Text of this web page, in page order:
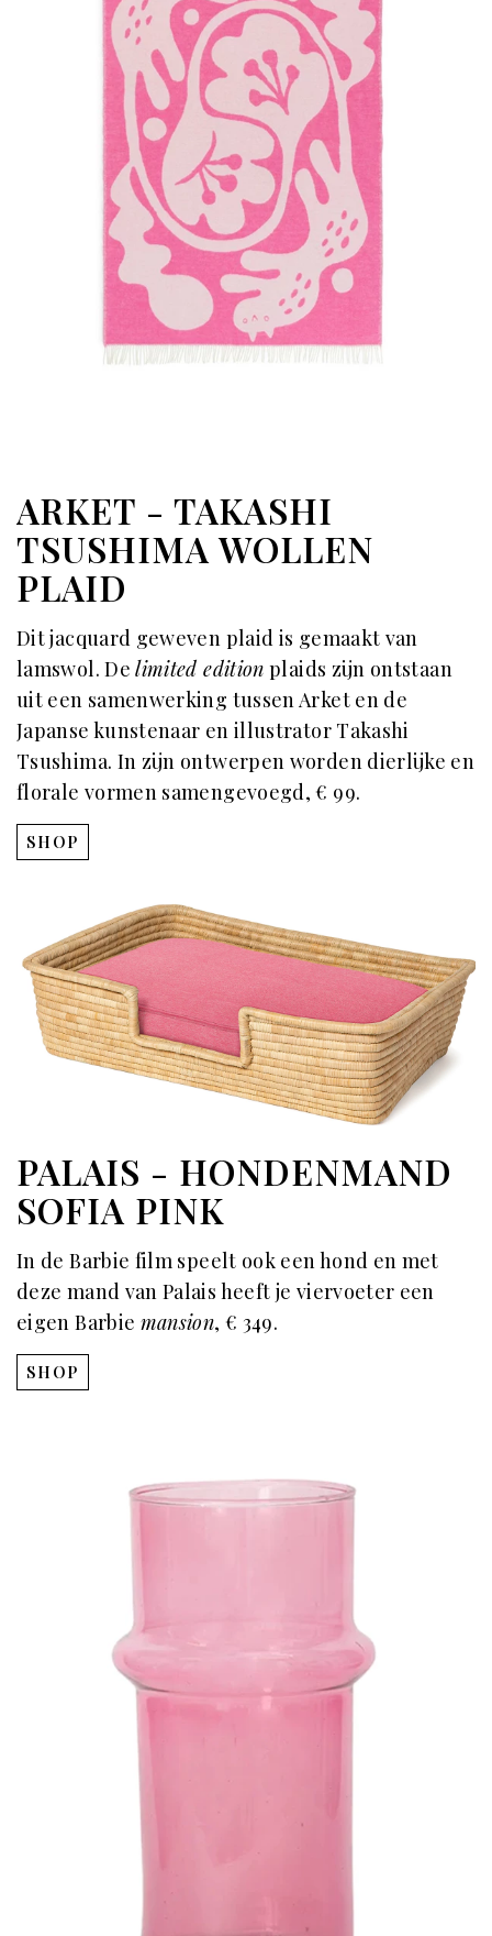
ARKET - TAKASHI
TSUSHIMA WOLLEN
PLAID
Dit jacquard geweven plaid is gemaakt van
lamswol. Delimited edition plaids zijn ontstaan
uit een samenwerking tussen Arket en de
Japanse kunstenaar en illustrator Takashi
Tsushima. In zijn ontwerpen worden dierlijke en
florale vormen samengevoegd, € 99.
SHOP
PALAIS - HONDENMAND
SOFIA PINK
In de Barbie film speelt ook een hond en met
deze mand van Palais heeft je viervoeter een
eigen Barbie mansion, € 349.
SHOP